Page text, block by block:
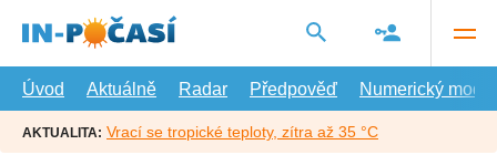
hlavní
Úvod
Aktuálně Radar Předpověď Numerický model
AKTUALITA: Vrací se tropické teploty, zítra až 35 °C